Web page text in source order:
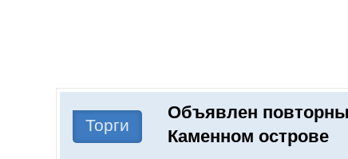
Поиск
Торги
Объявлен
Каменном острове